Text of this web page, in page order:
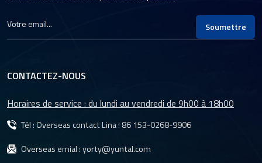
Soumettre
CONTACTEZ-NOUS
Horaires de service : du lundi au vendredi de 9h00 à 18h00
Tél : Overseas contact Lina :86 153-0268-9906
Overseas emial :yorty@yuntal.com